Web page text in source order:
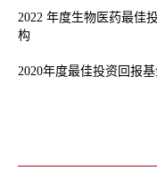
2022 年度生物医药最佳
构
2020年度最佳投资回报